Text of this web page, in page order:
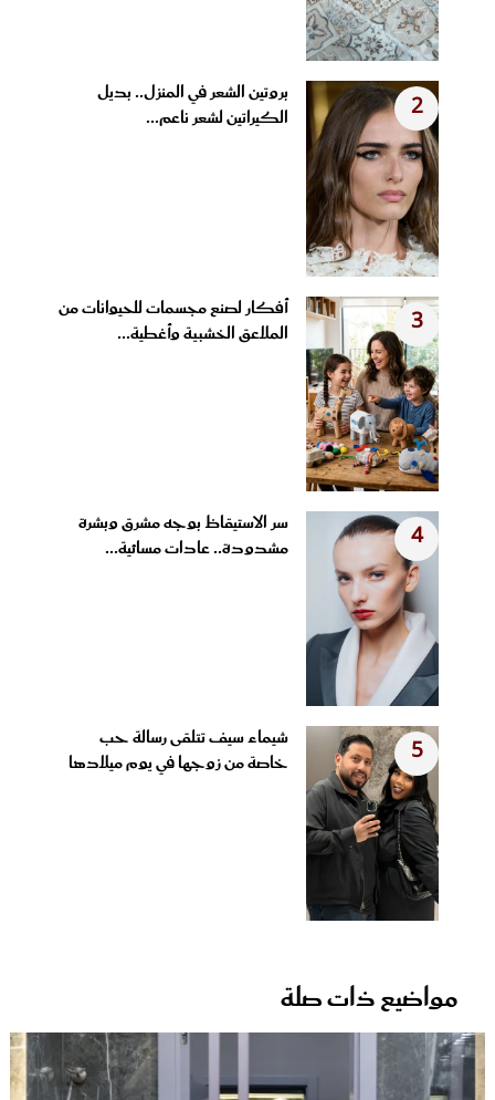
2
بروتين الشعر في المنزل.. بديل
الكيراتين لشعر ناعم...
3
أفكار لصنع مجسمات للحيوانات من
الملاعق الخشبية وأغطية...
4
سر الاستيقاظ بوجه مشرق وبشرة
مشدودة.. عادات مسائية...
5
شيماء سيف تتلقى رسالة حب
خاصة من زوجها في يوم ميلادها
مواضيع ذات صلة